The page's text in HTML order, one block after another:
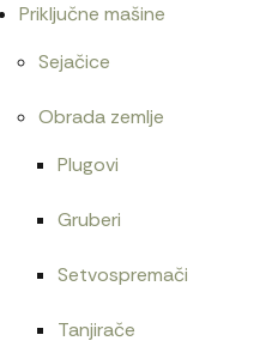
Priključne mašine
Sejačice
Obrada zemlje
Plugovi
Gruberi
Setvospremači
Tanjirače